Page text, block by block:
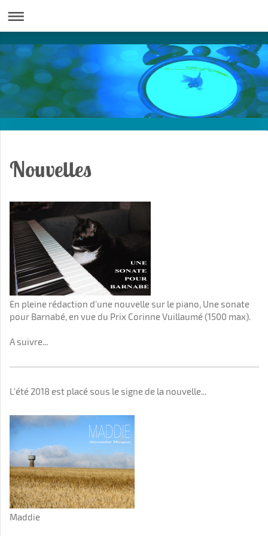
Nouvelles
En pleine rédaction d'une nouvelle sur le piano, Une sonate
pour Barnabé, en vue du Prix Corinne Vuillaumé (1500 max).
A suivre...
L'été 2018 est placé sous le signe de la nouvelle...
Maddie